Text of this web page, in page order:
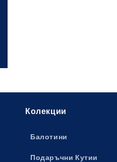
Колекции
Балотини
Подаръчни Кутии